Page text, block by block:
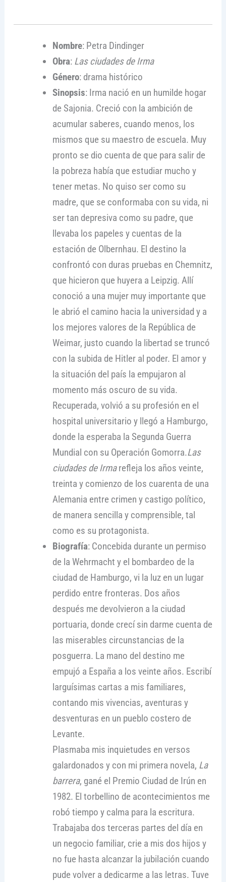
Nombre: Petra Dindinger
Obra: Las ciudades de Irma
Género: drama histórico
Sinopsis: Irma nació en un humilde hogar
de Sajonia. Creció con la ambición de
acumular saberes, cuando menos, los
mismos que su maestro de escuela. Muy
pronto se dio cuenta de que para salir de
la pobreza había que estudiar mucho y
tener metas. No quiso ser como su
madre, que se conformaba con su vida, ni
ser tan depresiva como su padre, que
llevaba los papeles y cuentas de la
estación de Olbernhau. El destino la
confrontó con duras pruebas en Chemnitz,
que hicieron que huyera a Leipzig. Allí
conoció a una mujer muy importante que
le abrió el camino hacia la universidad y a
los mejores valores de la República de
Weimar, justo cuando la libertad se truncó
con la subida de Hitler al poder. El amor y
la situación del país la empujaron al
momento más oscuro de su vida.
Recuperada, volvió a su profesión en el
hospital universitario y llegó a Hamburgo,
donde la esperaba la Segunda Guerra
Mundial con su Operación Gomorra.Las
ciudades de Irmarefleja los años veinte,
treinta y comienzo de los cuarenta de una
Alemania entre crimen y castigo político,
de manera sencilla y comprensible, tal
como es su protagonista.
Biografía: Concebida durante un permiso
de la Wehrmacht y el bombardeo de la
ciudad de Hamburgo, vi la luz en un lugar
perdido entre fronteras. Dos años
después me devolvieron a la ciudad
portuaria, donde crecí sin darme cuenta de
las miserables circunstancias de la
posguerra. La mano del destino me
empujó a España a los veinte años. Escribí
larguísimas cartas a mis familiares,
contando mis vivencias, aventuras y
desventuras en un pueblo costero de
Levante.
Plasmaba mis inquietudes en versos
galardonados y con mi primera novela, La
barrera, gané el Premio Ciudad de Irún en
1982. El torbellino de acontecimientos me
robó tiempo y calma para la escritura.
Trabajaba dos terceras partes del día en
un negocio familiar, crie a mis dos hijos y
no fue hasta alcanzar la jubilación cuando
pude volver a dedicarme a las letras. Tuve